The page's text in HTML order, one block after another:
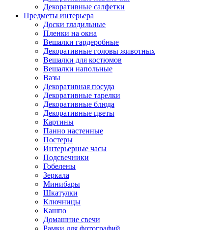
Декоративные салфетки
Предметы интерьера
Доски гладильные
Пленки на окна
Вешалки гардеробные
Декоративные головы животных
Вешалки для костюмов
Вешалки напольные
Вазы
Декоративная посуда
Декоративные тарелки
Декоративные блюда
Декоративные цветы
Картины
Панно настенные
Постеры
Интерьерные часы
Подсвечники
Гобелены
Зеркала
Минибары
Шкатулки
Ключницы
Кашпо
Домашние свечи
Рамки для фотографий